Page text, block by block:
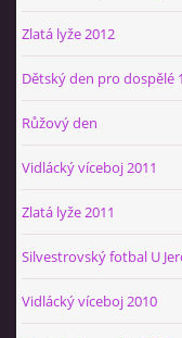
Zlatá lyže 2012
Dětský den pro dospělé
Růžový den
Vidlácký víceboj 2011
Zlatá lyže 2011
Silvestrovský fotbal U
Vidlácký víceboj 2010